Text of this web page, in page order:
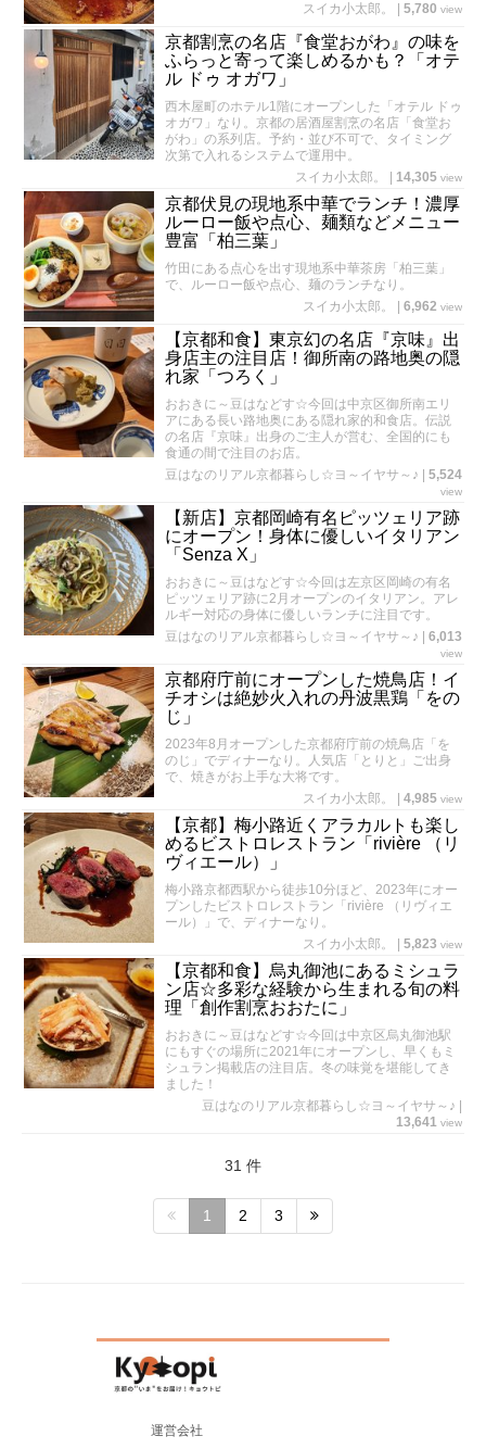
スイカ小太郎。
5,780 view
京都割烹の名店『食堂おがわ』の味を
ふらっと寄って楽しめるかも？「オテ
ル ドゥ オガワ」
西木屋町のホテル1階にオープンした「オテル ドゥ
オガワ」なり。京都の居酒屋割烹の名店「食堂お
がわ」の系列店。予約・並び不可で、タイミング
次第で入れるシステムで運用中。
スイカ小太郎。
14,305 view
京都伏見の現地系中華でランチ！濃厚
ルーロー飯や点心、麺類などメニュー
豊富「柏三葉」
竹田にある点心を出す現地系中華茶房「柏三葉」
で、ルーロー飯や点心、麺のランチなり。
スイカ小太郎。
6,962 view
【京都和食】東京幻の名店『京味』出
身店主の注目店！御所南の路地奥の隠
れ家「つろく」
おおきに～豆はなどす☆今回は中京区御所南エリ
アにある長い路地奥にある隠れ家的和食店。伝説
の名店『京味』出身のご主人が営む、全国的にも
食通の間で注目のお店。
豆はなのリアル京都暮らし☆ヨ～イヤサ～♪
5,524
view
【新店】京都岡崎有名ピッツェリア跡
にオープン！身体に優しいイタリアン
「Senza X​」
おおきに～豆はなどす☆今回は左京区岡崎の有名
ピッツェリア跡に2月オープンのイタリアン。アレ
ルギー対応の身体に優しいランチに注目です。
豆はなのリアル京都暮らし☆ヨ～イヤサ～♪
6,013
view
京都府庁前にオープンした焼鳥店！イ
チオシは絶妙火入れの丹波黒鶏「をの
じ」
2023年8月オープンした京都府庁前の焼鳥店「を
のじ」でディナーなり。人気店「とりと」ご出身
で、焼きがお上手な大将です。
スイカ小太郎。
4,985 view
【京都】梅小路近くアラカルトも楽し
めるビストロレストラン「rivière （リ
ヴィエール）」
梅小路京都西駅から徒歩10分ほど、2023年にオー
プンしたビストロレストラン「rivière （リヴィエ
ール）」で、ディナーなり。
スイカ小太郎。
5,823 view
【京都和食】烏丸御池にあるミシュラ
ン店☆多彩な経験から生まれる旬の料
理「創作割烹おおたに」
おおきに～豆はなどす☆今回は中京区烏丸御池駅
にもすぐの場所に2021年にオープンし、早くもミ
シュラン掲載店の注目店。冬の味覚を堪能してき
ました！
豆はなのリアル京都暮らし☆ヨ～イヤサ～♪
13,641 view
31 件
1 2 3
運営会社